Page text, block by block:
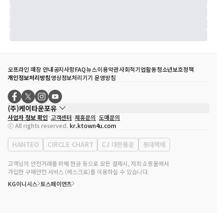
오프라인 매장 안내공지사항FAQ뉴스이용약관사회적기업활동청소년보호정책
개인정보처리방침영상정보처리기기 운영방침
(주)케이타운포유
대표자
송효민
사업자등록번호
120-87-71116
통신판매업 신고번호 제2011-서울강남-02223
대표전화
02-552-9855
사업자 정보 확인 고객센터 제휴문의 도매문의
ⓒ All rights reserved. kr.ktown4u.com
HANTEO CIRCLE CHART CJ 대한통운 롯데택배
고객님의 안전거래를 위해 현금 등으로 모든 결제시, 저희 쇼핑몰에서
가입한 구매안전 서비스 (에스크로)를 이용하실 수 있습니다.
KG이니시스 토스페이먼츠